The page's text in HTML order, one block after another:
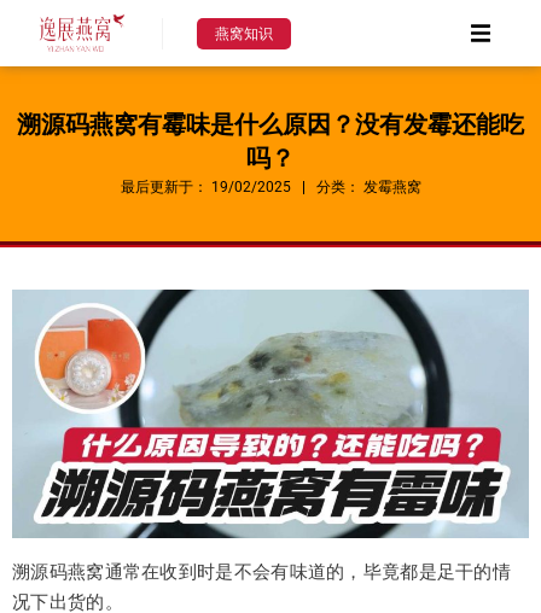
content
燕窝知识
溯源码燕窝有霉味是什么原因？没有发霉还能吃
吗？
最后更新于： 19/02/2025 分类： 发霉燕窝
溯源码燕窝通常在收到时是不会有味道的，毕竟都是足干的情
况下出货的。